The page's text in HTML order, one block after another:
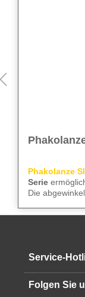
Phakolanze
Serie
Die
Ergebnisse.
We care– für
Datenblatt
Service-
Folgen Sie